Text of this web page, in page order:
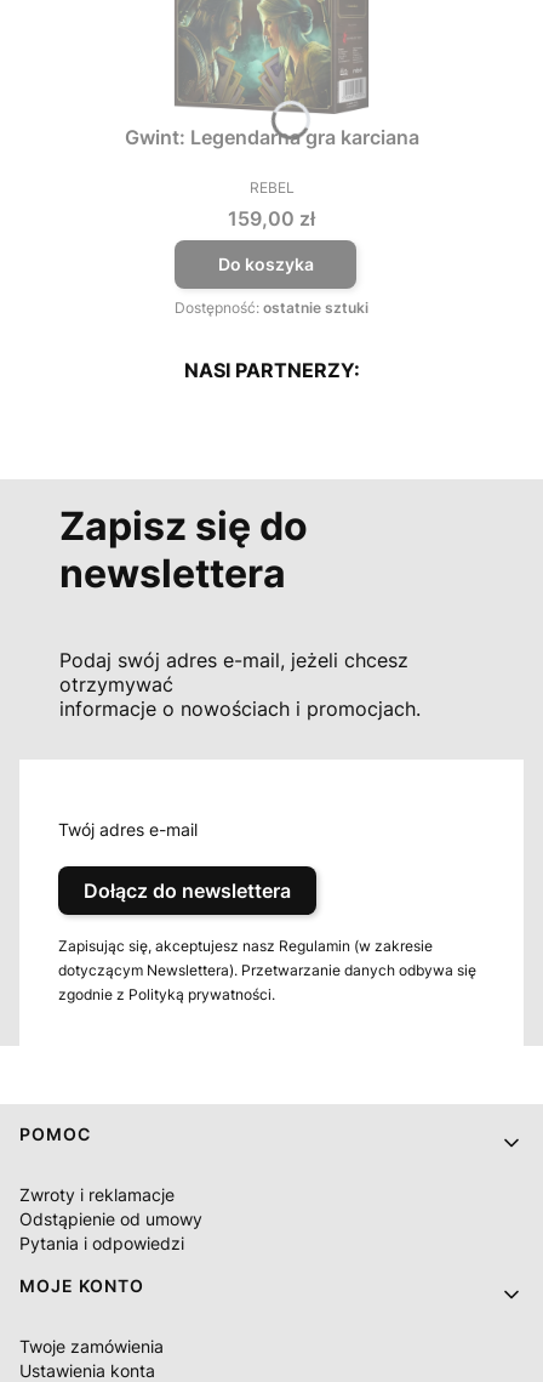
Gwint: Legendarna gra karciana
PRODUCENT
REBEL
Cena
159,00 zł
Do koszyka
Dostępność: ostatnie sztuki
NASI PARTNERZY:
Zapisz się do
newslettera
Podaj swój adres e-mail, jeżeli chcesz
otrzymywać
informacje o nowościach i promocjach.
Twój adres e-mail
Dołącz do newslettera
Zapisując się, akceptujesz nasz Regulamin (w zakresie
dotyczącym Newslettera). Przetwarzanie danych odbywa się
zgodnie z Polityką prywatności.
Linki w stopce
POMOC
Zwroty i reklamacje
Odstąpienie od umowy
Pytania i odpowiedzi
MOJE KONTO
Twoje zamówienia
Ustawienia konta